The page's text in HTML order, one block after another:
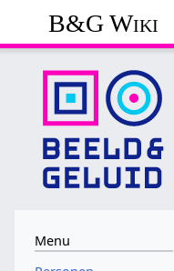
B&G Wiki
Menu